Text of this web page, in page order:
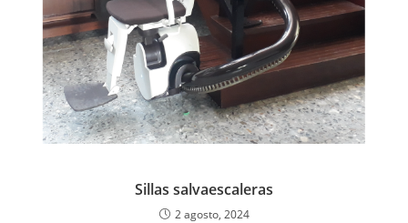
Sillas salvaescaleras
2 agosto, 2024